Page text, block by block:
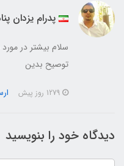
پدرام یزدان
سلام بیشتر در
توصیح بدین
دیدگاه خود را بنویسید